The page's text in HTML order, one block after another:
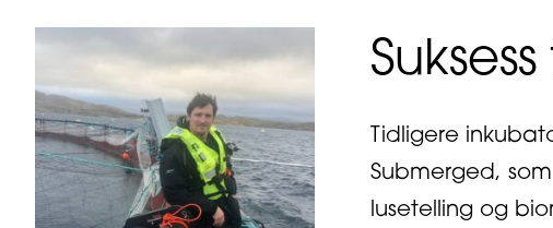
Tidligere
Submerged,
lusetelling og